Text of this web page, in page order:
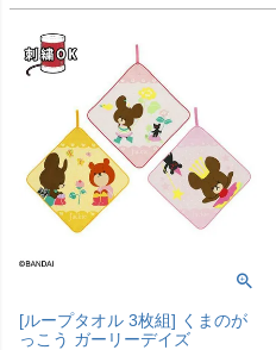
[ループタオル 3枚組] くまのが
っこう ガーリーデイズ